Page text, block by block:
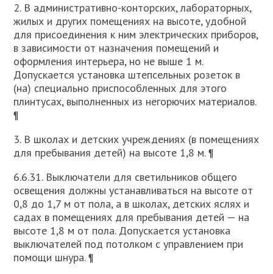
2. В административно-конторских, лабораторных,
жилых и других помещениях на высоте, удобной
для присоединения к ним электрических приборов,
в зависимости от назначения помещений и
оформления интерьера, но не выше 1 м.
Допускается установка штепсельных розеток в
(на) специально приспособленных для этого
плинтусах, выполненных из негорючих материалов.
¶
3. В школах и детских учреждениях (в помещениях
для пребывания детей) нa высоте 1,8 м. ¶
6.6.31. Выключатели для светильников общего
освещения должны устанавливаться на высоте от
0,8 до 1,7 м от пола, а в школах, детских яслях и
садах в помещениях для пребывания детей — на
высоте 1,8 м от пола. Допускается установка
выключателей под потолком с управлением при
помощи шнура. ¶